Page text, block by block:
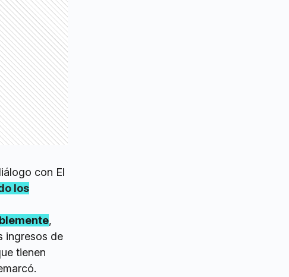
con El
los
,
ingresos de
tienen